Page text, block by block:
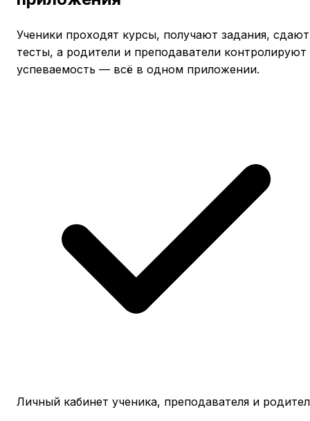
Ученики проходят курсы, получают задания, сдают
тесты, а родители и преподаватели контролируют
успеваемость — всё в одном приложении.
Личный кабинет ученика, преподавателя и